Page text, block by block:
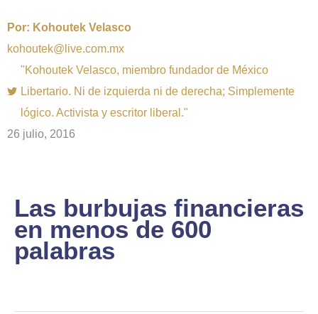
Por: Kohoutek Velasco
kohoutek@live.com.mx
"Kohoutek Velasco, miembro fundador de México
Libertario. Ni de izquierda ni de derecha; Simplemente
lógico. Activista y escritor liberal."
26 julio, 2016
Las burbujas financieras
en menos de 600
palabras